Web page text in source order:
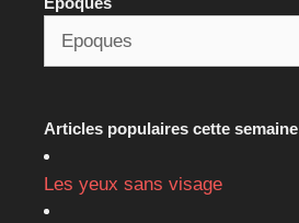
Articles populaires cette semaine
Les yeux sans visage